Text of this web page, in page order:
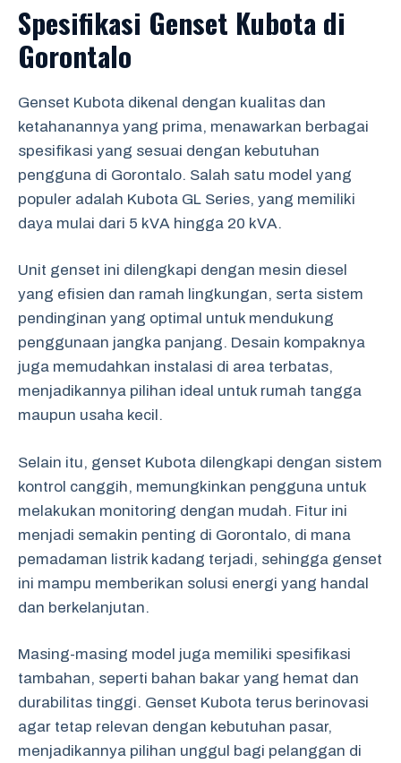
Spesifikasi Genset Kubota di
Gorontalo
Genset Kubota dikenal dengan kualitas dan
ketahanannya yang prima, menawarkan berbagai
spesifikasi yang sesuai dengan kebutuhan
pengguna di Gorontalo. Salah satu model yang
populer adalah Kubota GL Series, yang memiliki
daya mulai dari 5 kVA hingga 20 kVA.
Unit genset ini dilengkapi dengan mesin diesel
yang efisien dan ramah lingkungan, serta sistem
pendinginan yang optimal untuk mendukung
penggunaan jangka panjang. Desain kompaknya
juga memudahkan instalasi di area terbatas,
menjadikannya pilihan ideal untuk rumah tangga
maupun usaha kecil.
Selain itu, genset Kubota dilengkapi dengan sistem
kontrol canggih, memungkinkan pengguna untuk
melakukan monitoring dengan mudah. Fitur ini
menjadi semakin penting di Gorontalo, di mana
pemadaman listrik kadang terjadi, sehingga genset
ini mampu memberikan solusi energi yang handal
dan berkelanjutan.
Masing-masing model juga memiliki spesifikasi
tambahan, seperti bahan bakar yang hemat dan
durabilitas tinggi. Genset Kubota terus berinovasi
agar tetap relevan dengan kebutuhan pasar,
menjadikannya pilihan unggul bagi pelanggan di